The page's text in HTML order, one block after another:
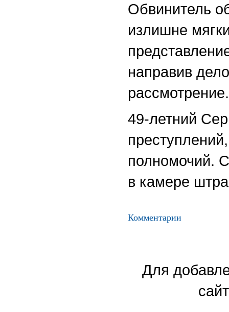
Обвинитель
излишне
направив
рассмотрение.
49-летний
полномочий.
в камере
Комментарии
Для